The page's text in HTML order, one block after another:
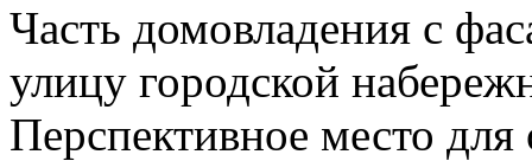
Часть домовладения с
улицу городской
Перспективное место